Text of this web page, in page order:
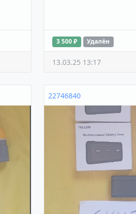
3 500 ₽ Удалён
13.03.25 13:17
22746840